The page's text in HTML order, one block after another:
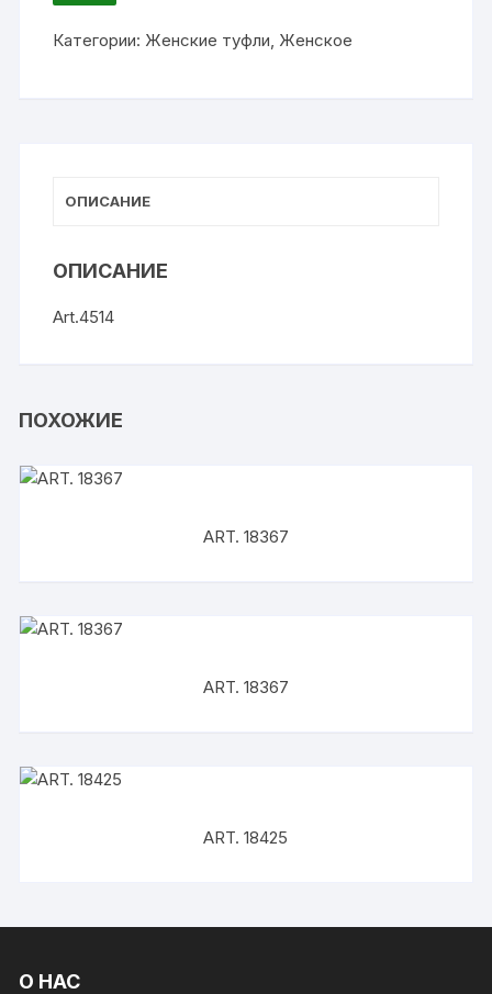
Категории: Женские туфли, Женское
ОПИСАНИЕ
ОПИСАНИЕ
Art.4514
ПОХОЖИЕ
ART. 18367
ART. 18367
ART. 18425
О НАС